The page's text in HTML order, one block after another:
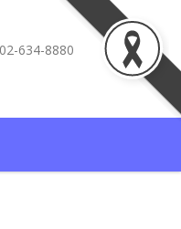
02-634-8880